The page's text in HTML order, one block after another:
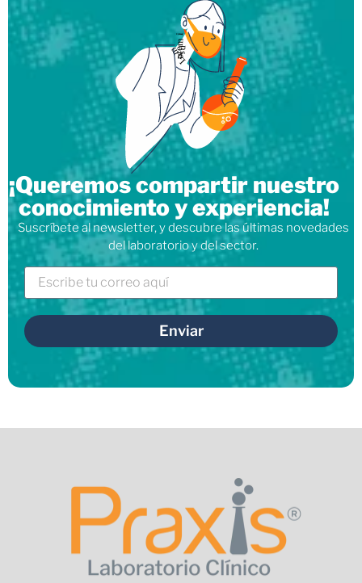
¡Queremos compartir nuestro
conocimiento y experiencia!
Suscríbete al newsletter, y descubre las últimas novedades
del laboratorio y del sector.
Enviar